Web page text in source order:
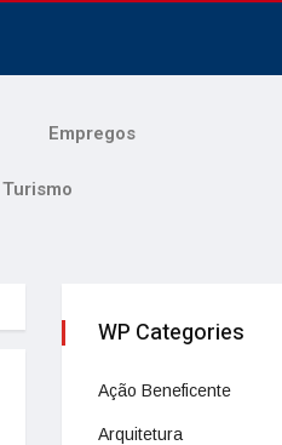
Empregos
Turismo
WP Categories
Ação Beneficente
Arquitetura